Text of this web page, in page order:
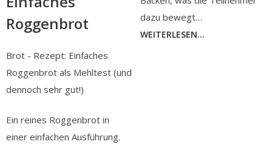
Roggenbrot
Brot - Rezept: Einfaches
Roggenbrot als Mehltest (und
dennoch sehr gut!)
Ein reines Roggenbrot in
einer einfachen Ausführung.
dazu bewegt…
WEITERLESEN...